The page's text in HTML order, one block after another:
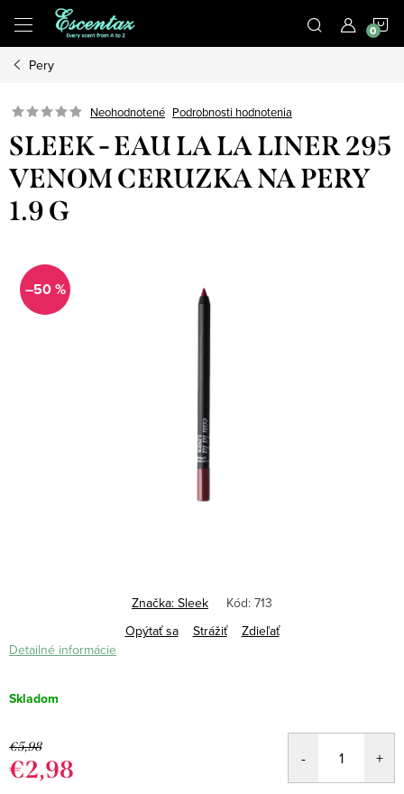
obsah
Pery
Neohodnotené Podrobnosti hodnotenia
SLEEK - EAU LA LA LINER 295
VENOM CERUZKA NA PERY
1.9 G
–50 %
Detailné informácie
Skladom
€5,98
€2,98
Značka: Sleek Kód: 713
Opýtať sa
Strážiť Zdieľať